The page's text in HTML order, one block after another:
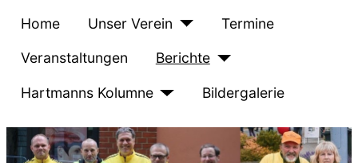
Home Unser Verein Termine
Veranstaltungen Berichte
Hartmanns Kolumne Bildergalerie